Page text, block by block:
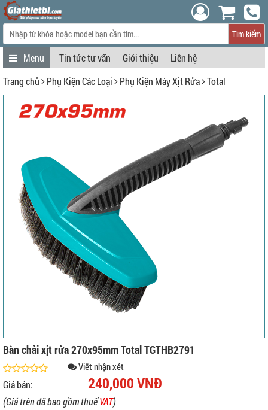
Tìm kiếm
Tin tức tư vấn Giới thiệu
Liên hệ
Trang chủ
Phụ Kiện Các Loại Phụ Kiện Máy Xịt Rửa Total
Bàn chải xịt rửa 270x95mm Total TGTHB2791
Viết nhận xét
Giá bán: 240,000 VNĐ
(Giá trên đã bao gồm thuếVAT)